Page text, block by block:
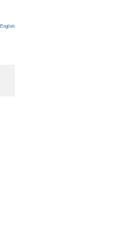
English